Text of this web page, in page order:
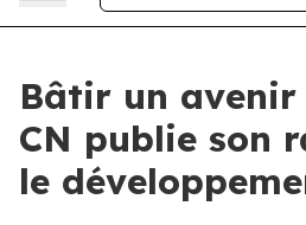
Bâtir un avenir
CN publie son
le